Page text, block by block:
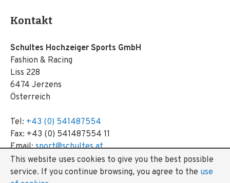
This website uses cookies to give you the best possible
service. If you continue browsing, you agree to the use
Kontakt
Schultes Hochzeiger Sports GmbH
Fashion & Racing
Liss 228
6474 Jerzens
Österreich
Tel: +43 (0) 541487554
Fax: +43 (0) 541487554 11
Email:sport@schultes.at